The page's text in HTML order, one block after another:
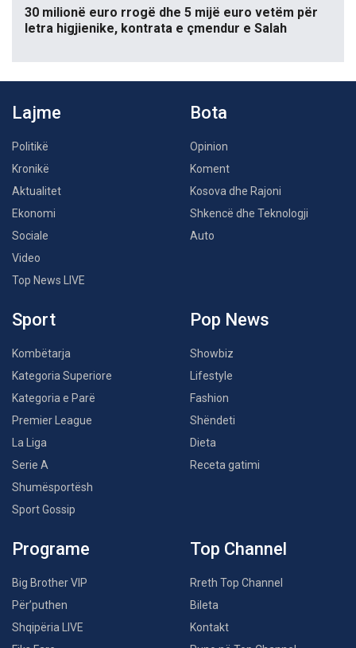
30 milionë euro rrogë dhe 5 mijë euro vetëm për
letra higjienike, kontrata e çmendur e Salah
Lajme
Politikë
Kronikë
Aktualitet
Ekonomi
Sociale
Video
Top News LIVE
Bota
Opinion
Koment
Kosova dhe Rajoni
Shkencë dhe Teknologji
Auto
Sport
Kombëtarja
Kategoria Superiore
Kategoria e Parë
Premier League
La Liga
Serie A
Shumësportësh
Sport Gossip
Pop News
Showbiz
Lifestyle
Fashion
Shëndeti
Dieta
Receta gatimi
Programe
Big Brother VIP
Për’puthen
Shqipëria LIVE
Top Channel
Rreth Top Channel
Bileta
Kontakt